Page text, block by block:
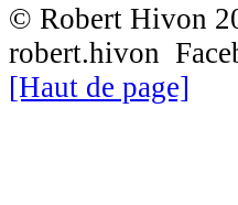
© Robert Hivon
robert.hivon
[Haut de page]